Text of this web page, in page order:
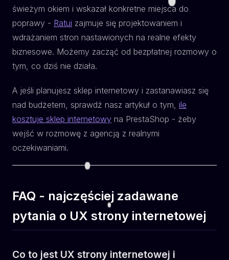
świeżym okiem i wskazał konkretne miejsca do
poprawy - Ratui zajmuje się projektowaniem i
wdrażaniem stron nastawionych na realne efekty
biznesowe. Możemy zacząć od bezpłatnej rozmowy o
tym, co dziś nie działa.
A jeśli planujesz sklep internetowy i zastanawiasz się
nad budżetem, sprawdź nasz artykuł o tym, ile
kosztuje sklep internetowy na PrestaShop - żeby
wejść w rozmowę z agencją z realnymi
oczekiwaniami.
FAQ - najczęściej zadawane
pytania o UX strony internetowej
Co to jest UX strony internetowej i